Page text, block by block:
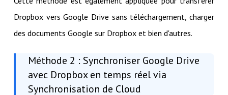
Dropbox vers Google Drive sans téléchargement, charger
des documents Google sur Dropbox et bien d'autres.
Méthode 2 : Synchroniser Google Drive
avec Dropbox en temps réel via
Synchronisation de Cloud